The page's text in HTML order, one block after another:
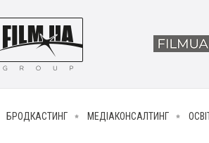
БРОДКАСТИНГ МЕДІАКОНСАЛТИНГ